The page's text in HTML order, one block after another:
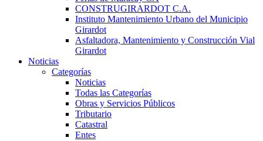
CONSTRUGIRARDOT C.A.
Instituto Mantenimiento Urbano del Municipio
Girardot
Asfaltadora, Mantenimiento y Construcción Vial
Girardot
Noticias
Categorías
Noticias
Todas las Categorías
Obras y Servicios Públicos
Tributario
Catastral
Entes